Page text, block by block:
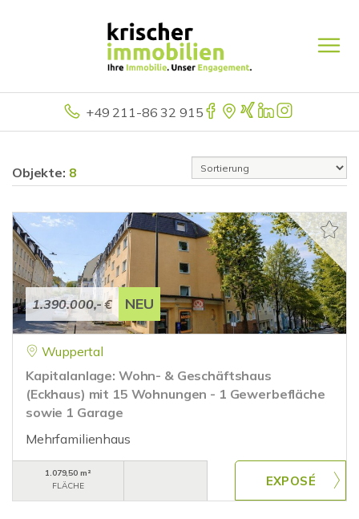
+49 211-86 32 915
Objekte: 8
1.390.000,- € NEU
Wuppertal
Kapitalanlage: Wohn- & Geschäftshaus
(Eckhaus) mit 15 Wohnungen - 1 Gewerbefläche
sowie 1 Garage
Mehrfamilienhaus
1.079,50 m²
FLÄCHE